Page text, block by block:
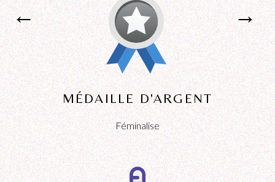
→
←
MÉDAILLE D'ARGENT
Féminalise
→
←